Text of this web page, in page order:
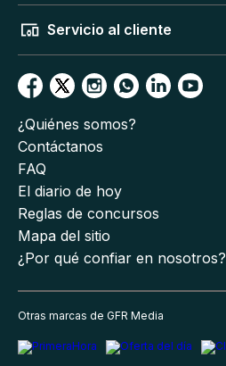
Servicio al cliente
¿Quiénes somos?
Contáctanos
FAQ
El diario de hoy
Reglas de concursos
Mapa del sitio
¿Por qué confiar en nosotros?
Otras marcas de GFR Media